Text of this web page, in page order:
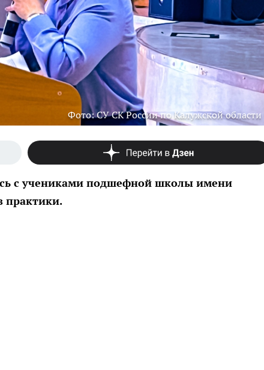
Фото: СУ СК России по Калужской области
с учениками подшефной школы имени
практики.